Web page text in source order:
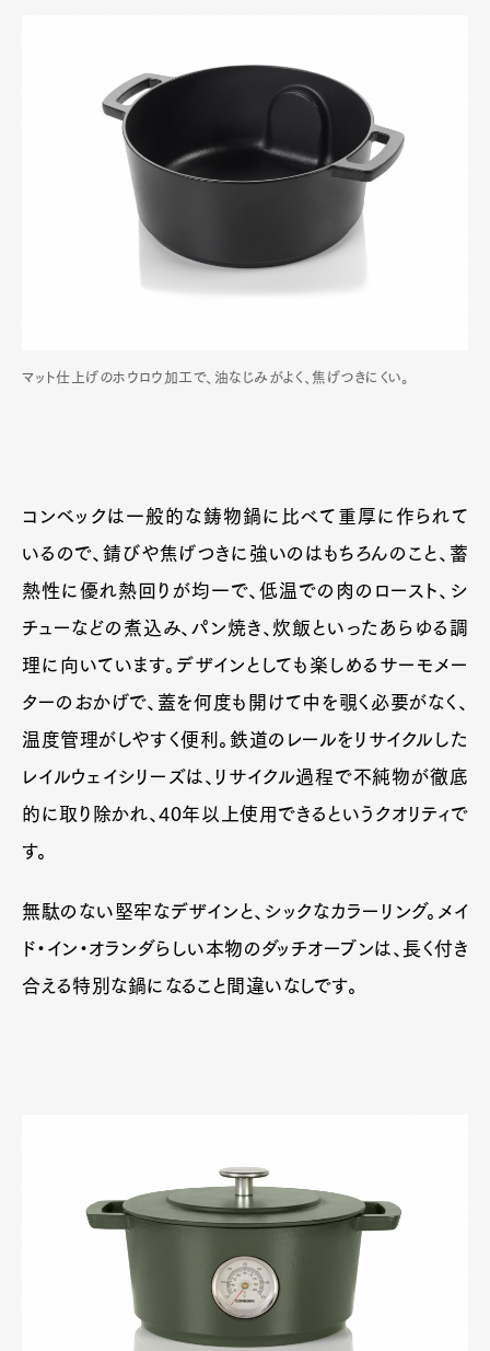
マット仕上げのホウロウ加工で、油なじみがよく、焦げつきにくい。
コンベックは一般的な鋳物鍋に比べて重厚に作られて
いるので、錆びや焦げつきに強いのはもちろんのこと、蓄
熱性に優れ熱回りが均一で、低温での肉のロースト、シ
チューなどの煮込み、パン焼き、炊飯といったあらゆる調
理に向いています。デザインとしても楽しめるサーモメー
ターのおかげで、蓋を何度も開けて中を覗く必要がなく、
温度管理がしやすく便利。鉄道のレールをリサイクルした
レイルウェイシリーズは、リサイクル過程で不純物が徹底
的に取り除かれ、40年以上使用できるというクオリティで
す。
無駄のない堅牢なデザインと、シックなカラーリング。メイ
ド・イン・オランダらしい本物のダッチオーブンは、長く付き
合える特別な鍋になること間違いなしです。